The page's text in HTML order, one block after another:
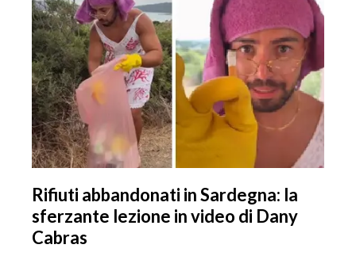
Rifiuti abbandonati in Sardegna: la
sferzante lezione in video di Dany
Cabras